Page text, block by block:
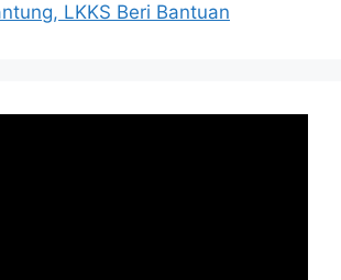
LKKS Beri Bantuan